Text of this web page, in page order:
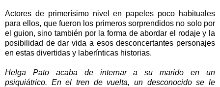
Actores de primerísimo nivel en papeles poco habituales
para ellos, que fueron los primeros sorprendidos no solo por
el guion, sino también por la forma de abordar el rodaje y la
posibilidad de dar vida a esos desconcertantes personajes
en estas divertidas y laberínticas historias.
Helga Pato acaba de internar a su marido en un
psiquiátrico. En el tren de vuelta, un desconocido se le